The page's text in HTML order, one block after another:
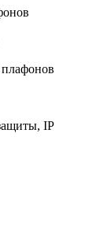
IP